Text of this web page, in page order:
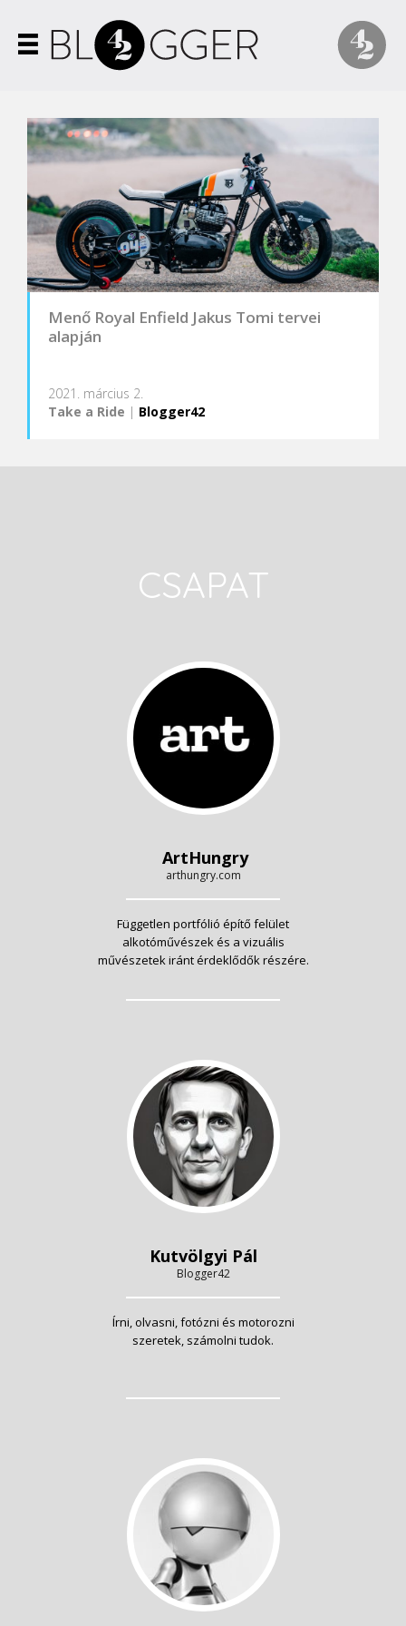
Menő Royal Enfield Jakus Tomi tervei
alapján
2021. március 2.
Take a Ride | Blogger42
CSAPAT
ArtHungry
arthungry.com
Független portfólió építő felület
alkotóművészek és a vizuális
művészetek iránt érdeklődők részére.
Kutvölgyi Pál
Blogger42
Írni, olvasni, fotózni és motorozni
szeretek, számolni tudok.